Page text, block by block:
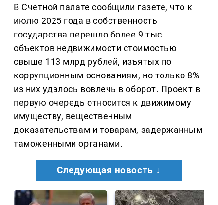
В Счетной палате сообщили газете, что к
июлю 2025 года в собственность
государства перешло более 9 тыс.
объектов недвижимости стоимостью
свыше 113 млрд рублей, изъятых по
коррупционным основаниям, но только 8%
из них удалось вовлечь в оборот. Проект в
первую очередь относится к движимому
имуществу, вещественным
доказательствам и товарам, задержанным
таможенными органами.
Следующая новость ↓